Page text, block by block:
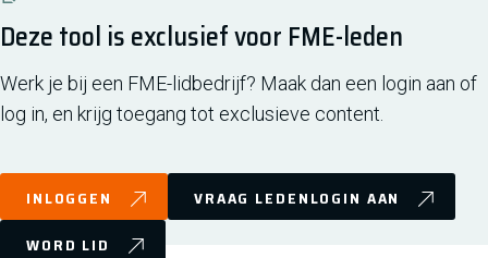
Deze tool is exclusief voor FME-leden
Werk je bij een FME-lidbedrijf? Maak dan een login aan of
log in, en krijg toegang tot exclusieve content.
INLOGGEN
VRAAG LEDENLOGIN AAN
WORD LID